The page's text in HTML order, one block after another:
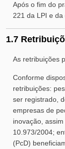
Após o fim do
221 da LPI e da
1.7
As retribuições
Conforme
retribuições:
ser registrado,
empresas de
inovação,
10.973/2004;
(PcD)